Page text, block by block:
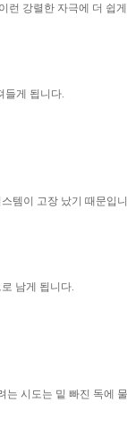
강렬한 자극에 더 쉽게
게 됩니다.
템이 고장 났기 때문입
남게 됩니다.
시도는 밑 빠진 독에